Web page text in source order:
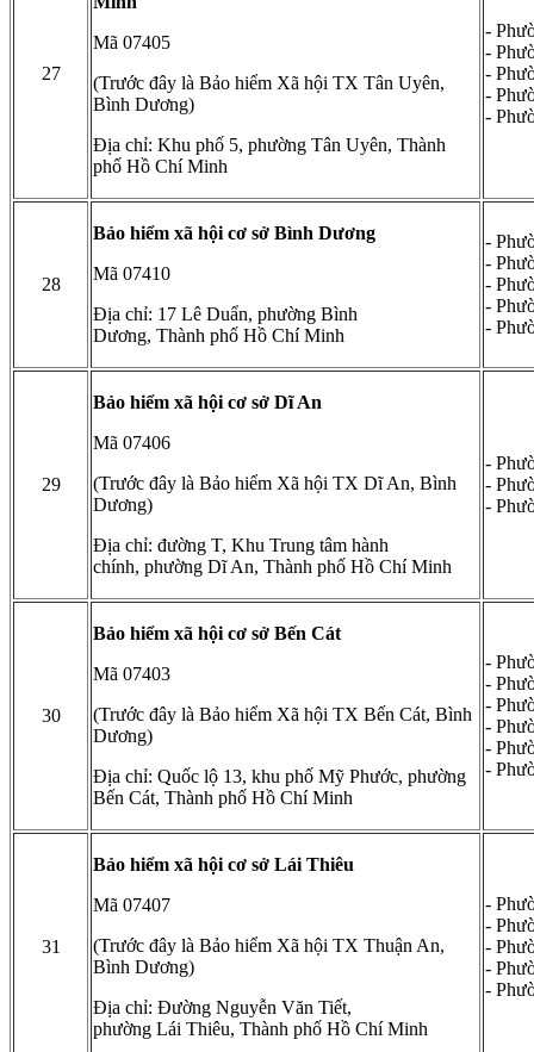
27
Mã 07405
(Trước đây là Bảo hiểm Xã hội TX Tân Uyên,
Bình Dương)
Địa chỉ: Khu phố 5, phường Tân Uyên, Thành
phố Hồ Chí Minh
-
-
-
-
-
28
Bảo hiểm xã hội cơ sở Bình Dương
Mã 07410
Địa chỉ: 17 Lê Duẩn, phường Bình
Dương, Thành phố Hồ Chí Minh
-
-
-
-
-
29
Bảo hiểm xã hội cơ sở Dĩ An
Mã 07406
(Trước đây là Bảo hiểm Xã hội TX Dĩ An, Bình
Dương)
Địa chỉ: đường T, Khu Trung tâm hành
chính, phường Dĩ An, Thành phố Hồ Chí Minh
-
-
-
30
Bảo hiểm xã hội cơ sở Bến Cát
Mã 07403
(Trước đây là Bảo hiểm Xã hội TX Bến Cát, Bình
Dương)
Địa chỉ: Quốc lộ 13, khu phố Mỹ Phước, phường
Bến Cát, Thành phố Hồ Chí Minh
-
-
-
-
-
-
31
Bảo hiểm xã hội cơ sở Lái Thiêu
Mã 07407
(Trước đây là Bảo hiểm Xã hội TX Thuận An,
Bình Dương)
Địa chỉ: Đường Nguyễn Văn Tiết,
phường Lái Thiêu, Thành phố Hồ Chí Minh
-
-
-
-
-